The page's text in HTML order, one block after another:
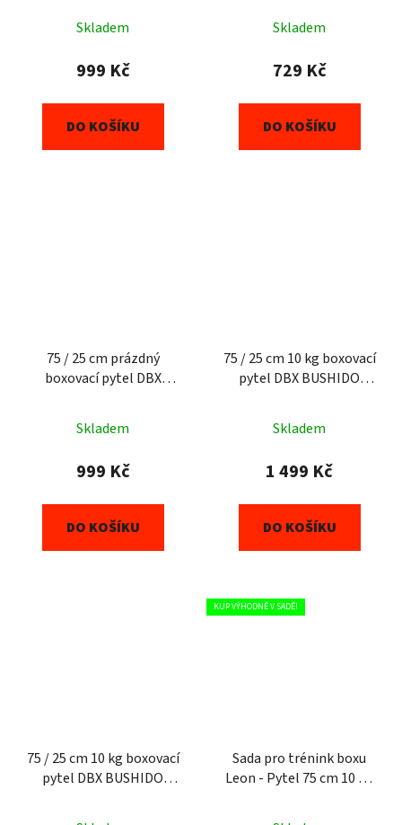
Skladem
999 Kč
DO KOŠÍKU
Skladem
729 Kč
DO KOŠÍKU
75 / 25 cm prázdný
boxovací pytel DBX
Skladem
999 Kč
DO KOŠÍKU
75 / 25 cm 10 kg boxovací
pytel DBX BUSHIDO
Skladem
1 499 Kč
DO KOŠÍKU
75 / 25 cm 10 kg boxovací
pytel DBX BUSHIDO
KUP VÝHODNĚ V SADĚ!
Sada pro trénink boxu
Leon - Pytel 75 cm 10 kg